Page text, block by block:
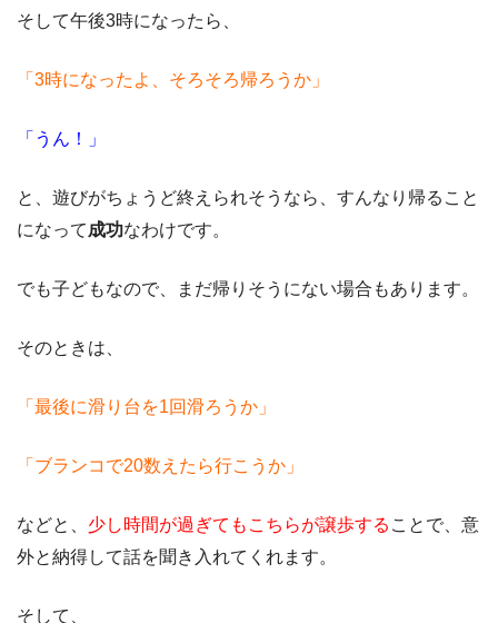
そして午後3時になったら、
「3時になったよ、そろそろ帰ろうか」
「うん！」
と、遊びがちょうど終えられそうなら、すんなり帰ること
になって成功なわけです。
でも子どもなので、まだ帰りそうにない場合もあります。
そのときは、
「最後に滑り台を1回滑ろうか」
「ブランコで20数えたら行こうか」
などと、 少し時間が過ぎてもこちらが譲歩する ことで、意
外と納得して話を聞き入れてくれます。
そして、